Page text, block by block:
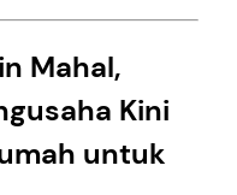
Mahal,
Kini
untuk